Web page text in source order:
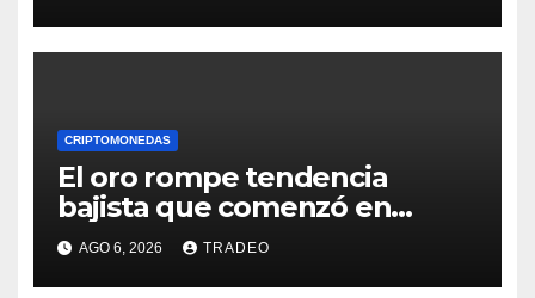
CRIPTOMONEDAS
El oro rompe tendencia
bajista que comenzó en
enero de 2026, ¿qué sigue?
AGO 6, 2026 TRADEO